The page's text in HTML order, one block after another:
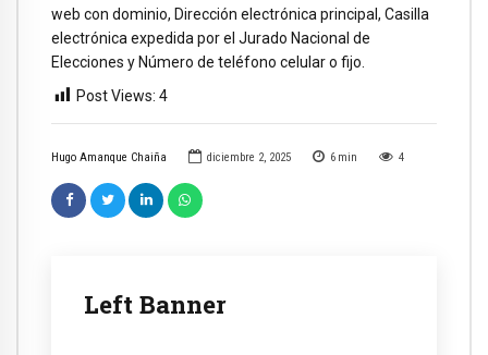
Hugo Amanque Chaiña diciembre 2, 2025 6 min 4
Left Banner
web con dominio, Dirección electrónica principal, Casilla
electrónica expedida por el Jurado Nacional de
Elecciones y Número de teléfono celular o fijo.
Post Views: 4